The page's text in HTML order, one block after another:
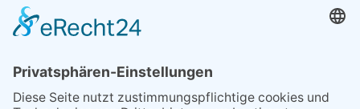
Sperrung B455: Kleiner
Grenzverkehr statt weite Wege
21.04.2026
Wenn Bahn-Computer nicht
miteinander kommunizieren